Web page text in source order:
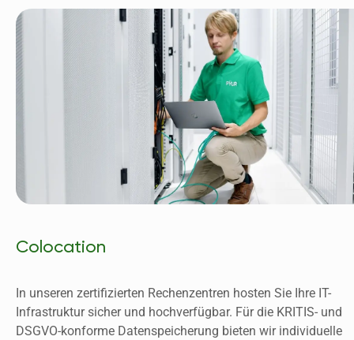
Colocation
In unseren zertifizierten Rechenzentren hosten Sie Ihre IT-
DSGVO-konforme Datenspeicherung bieten wir individuelle